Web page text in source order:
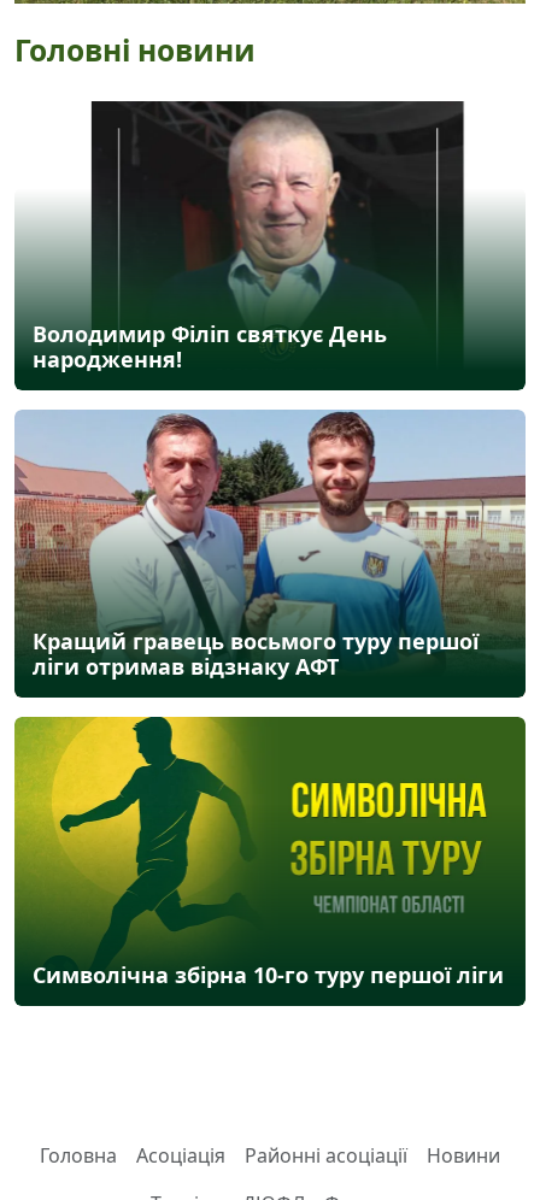
Головні новини
Володимир Філіп святкує День
народження!
Кращий гравець восьмого туру першої
ліги отримав відзнаку АФТ
Символічна збірна 10-го туру першої ліги
Головна Асоціація Районні асоціації
Новини